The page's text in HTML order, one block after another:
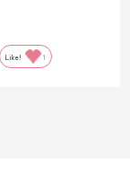
からたくさん着
Like! 1